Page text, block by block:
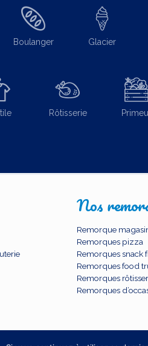
Boulanger Glacier
Rôtisserie
Nos
Remorque
Remorques pizza
Remorques snack
Remorques food
Remorques
Remorques
BCC SARL. TOUS DROITS RESERVES.